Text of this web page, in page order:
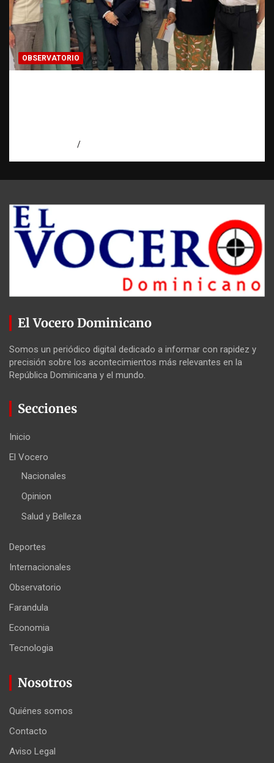
OBSERVATORIO
El Vocero Dominicano
Somos un periódico digital dedicado a informar con rapidez y
precisión sobre los acontecimientos más relevantes en la
República Dominicana y el mundo.
Secciones
Inicio
El Vocero
Nacionales
Opinion
Salud y Belleza
Deportes
Internacionales
Observatorio
Farandula
Economia
Tecnologia
Nosotros
Quiénes somos
Contacto
Aviso Legal